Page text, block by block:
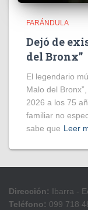
FARÁNDULA
Dejó de
del Bronx”
El legendario
Malo del
2026 a los 75
familiar no
sabe que Leer
Dirección: Ibarra -
Teléfono: 099 718